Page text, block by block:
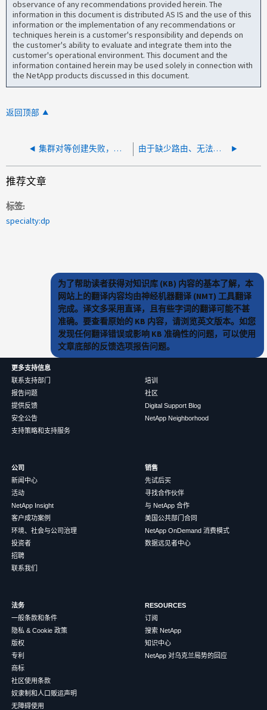
observance of any recommendations provided herein. The
information in this document is distributed AS IS and the use of this
information or the implementation of any recommendations or
techniques herein is a customer's responsibility and depends on
the customer's ability to evaluate and integrate them into the
customer's operational environment. This document and the
information contained herein may be used solely in connection with
the NetApp products discussed in this document.
返回顶部
集群对等创建失败，出现"RPC: Remote system error" 由于缺少路由、无法创建集群对等方
推荐文章
标签
specialty:dp
为了帮助读者获得对知识库 (KB) 内容的基本了解，本
网站上的翻译内容均由神经机器翻译 (NMT) 工具翻译
完成。译文多采用直译，且有些字词的翻译可能不甚
准确。要查看原始的 KB 内容，请浏览英文版本。如您
发现任何翻译错误或影响 KB 准确性的问题，可以使用
文章底部的反馈选项报告问题。
更多支持信息
联系支持部门
报告问题
提供反馈
安全公告
支持策略和支持服务
培训
社区
Digital Support Blog
NetApp Neighborhood
公司
新闻中心
活动
NetApp Insight
客户成功案例
环境、社会与公司治理
投资者
招聘
联系我们
销售
先试后买
寻找合作伙伴
与 NetApp 合作
美国公共部门合同
NetApp OnDemand 消费模式
数据远见者中心
法务
一般条款和条件
隐私 & Cookie 政策
版权
专利
商标
社区使用条款
奴隶制和人口贩运声明
无障碍使用
RESOURCES
订阅
搜索 NetApp
知识中心
NetApp 对乌克兰局势的回应